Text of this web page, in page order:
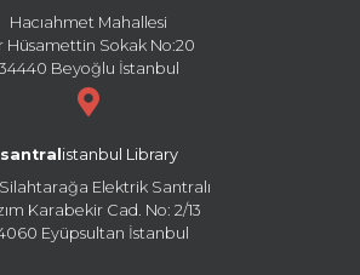
Hacıahmet Mahallesi
Hüsamettin Sokak No:20
Beyoğlu İstanbul
santral istanbul Library
Silahtarağa Elektrik Santralı
Karabekir Cad. No: 2/13
Eyüpsultan İstanbul